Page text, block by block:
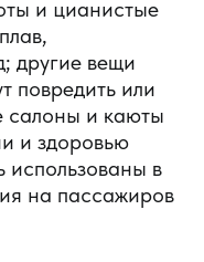
и цианистые
другие вещи
повредить или
салоны и каюты
и здоровью
использованы в
на пассажиров